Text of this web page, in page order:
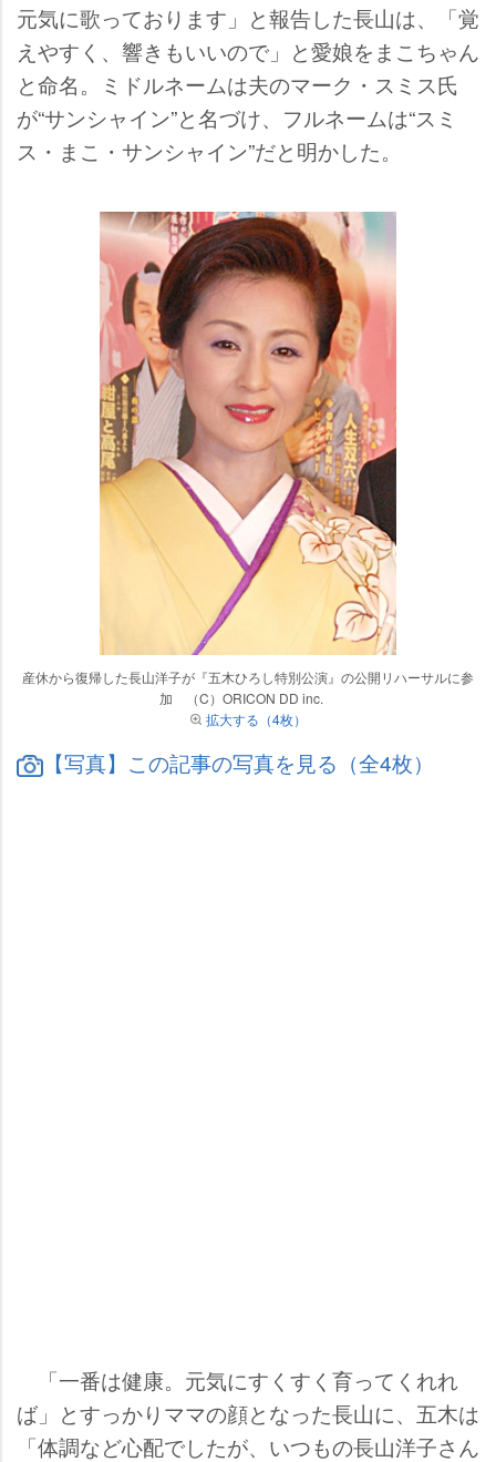
元気に歌っております」と報告した長山は、「覚
えやすく、響きもいいので」と愛娘をまこちゃん
と命名。ミドルネームは夫のマーク・スミス氏
が“サンシャイン”と名づけ、フルネームは“スミ
ス・まこ・サンシャイン”だと明かした。
産休から復帰した長山洋子が『五木ひろし特別公演』の公開リハーサルに参
加 （C）ORICON DD inc.
拡大する（4枚）
【写真】この記事の写真を見る（全4枚）
「一番は健康。元気にすくすく育ってくれれ
ば」とすっかりママの顔となった長山に、五木は
「体調など心配でしたが、いつもの長山洋子さん